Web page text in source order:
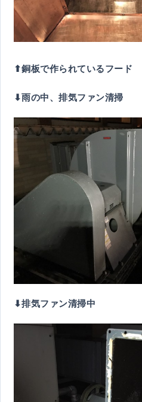
⬆︎銅板で作られているフード
⬇︎雨の中、排気ファン清掃
⬇︎排気ファン清掃中